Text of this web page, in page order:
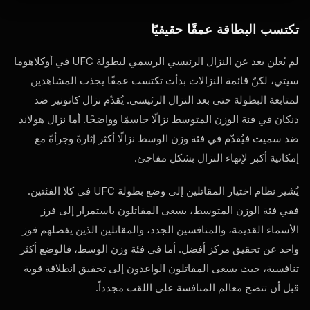
تكتسب البطاقة عمقًا حقيقيًا
لم يُعلن بعد عن النزال الرئيسي الرسمي لبطولة UFC في أوكلاهوما
سيتي، لكنّ قائمة النزالات بدأت تكتسب عمقًا يجذب المشاهدين
لمتابعة البطولة حتى بعد النزال الرئيسي. يُقدّم نزال كانونير ضد
دنكان في فئة الوزن المتوسط ​​نزالًا حاسمًا وواضحًا. أما نزال هولاند
ضد سميث فيُقدّم في فئة وزن الوسط نزالًا أكثر إثارةً وجرأةً مع
إمكانية أكبر لإنهاء النزال بشكل مفاجئ.
يُشير نظام اختيار المقاتلين إلى وضع بطولة UFC في كلا الفئتين.
ففي فئة الوزن المتوسط، يسعى المقاتلون باستمرار إلى فرز
الأسماء القديمة، والمنافسين الجدد، والمقاتلين الذين يفصلهم فوز
واحد عن تحقيق مركز أفضل. أما في فئة وزن الوسط، فالوضع أكثر
تنافسية، حيث يسعى المقاتلون الواعدون إلى تحقيق انطلاقة قوية
قبل أن تتضح معالم المنافسة على اللقب مجدداً.